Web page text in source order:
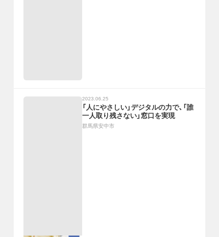
2023.06.25
「人にやさしい」デジタルの力で、「誰
一人取り残さない」窓口を実現
群馬県安中市